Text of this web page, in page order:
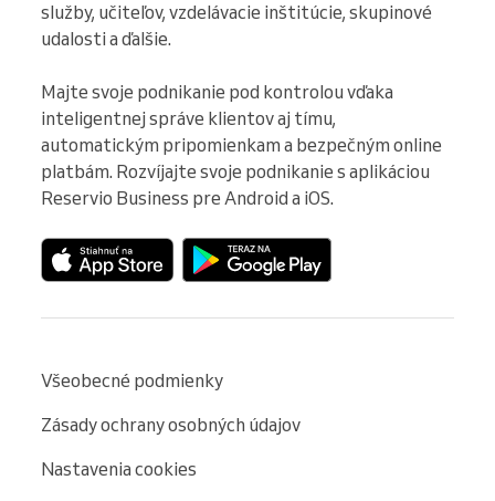
služby, učiteľov, vzdelávacie inštitúcie, skupinové
udalosti a ďalšie.
Majte svoje podnikanie pod kontrolou vďaka
inteligentnej správe klientov aj tímu,
automatickým pripomienkam a bezpečným online
platbám. Rozvíjajte svoje podnikanie s aplikáciou
Reservio Business pre Android a iOS.
Všeobecné podmienky
Zásady ochrany osobných údajov
Nastavenia cookies